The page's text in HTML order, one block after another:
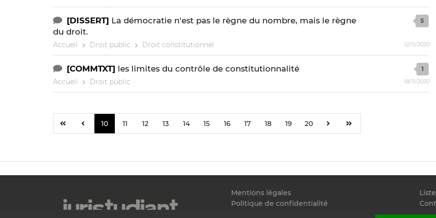
[DISSERT] La démocratie n'est pas le règne du nombre, mais le règne
du droit.
Accueil Droit public Droit constitutionnel
5
12/11/2020
[COMMTXT] les limites du contrôle de constitutionnalité
Accueil Droit public
1
18/11/2020
10 11 12 13 14 15 16 17 18 19 20
Mentions légales
Politique de confidentialité
Flux